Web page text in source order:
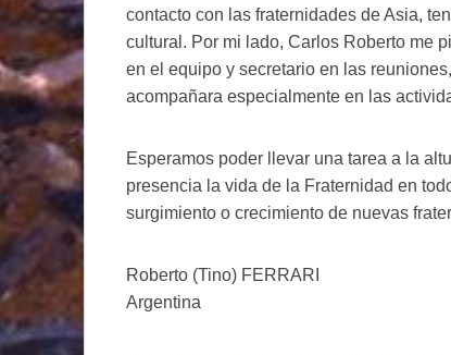
contacto con las fraternidades de Asia,
cultural. Por mi lado, Carlos Roberto me
en el equipo y secretario en las
acompañara especialmente en las
Esperamos poder llevar una tarea a la
presencia la vida de la Fraternidad en
surgimiento o crecimiento de nuevas
Roberto (Tino) FERRARI
Argentina